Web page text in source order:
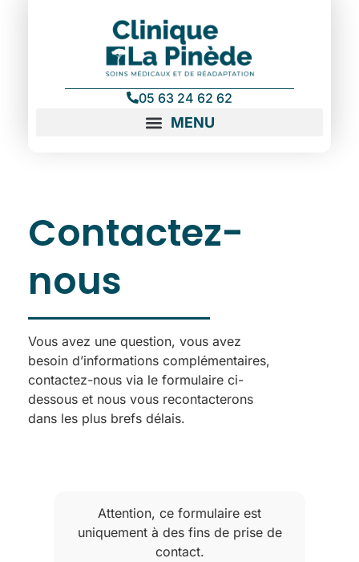
05 63 24 62 62
Contactez-
nous
Vous avez une question, vous avez
besoin d’informations complémentaires,
contactez-nous via le formulaire ci-
dessous et nous vous recontacterons
dans les plus brefs délais.
Attention, ce formulaire est
uniquement à des fins de prise de
contact.